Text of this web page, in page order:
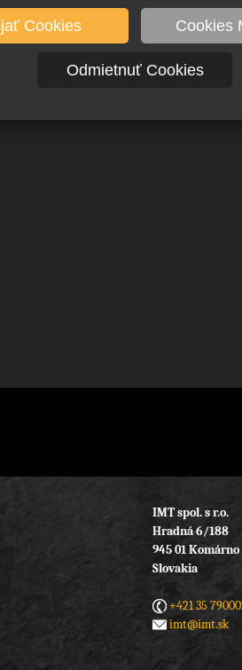
Cookies Cookies
Odmietnuť Cookies
IMT spol. s r.o.
Hradná 6/188
945 01 Komárno
Slovakia
+421 35
imt@imt.sk